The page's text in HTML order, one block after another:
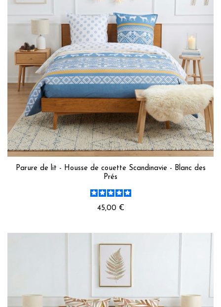
Parure de lit - Housse de couette Scandinavie - Blanc des
Prés
45,00 €